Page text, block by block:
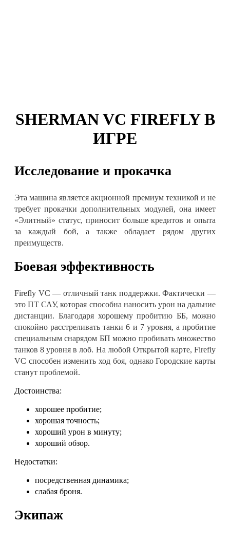
SHERMAN VC FIREFLY В
ИГРЕ
Исследование и прокачка
Эта машина является акционной премиум техникой и не
требует прокачки дополнительных модулей, она имеет
«Элитный» статус, приносит больше кредитов и опыта
за каждый бой, а также обладает рядом других
преимуществ.
Боевая эффективность
Firefly VC — отличный танк поддержки. Фактически —
это ПТ САУ, которая способна наносить урон на дальние
дистанции. Благодаря хорошему пробитию ББ, можно
спокойно расстреливать танки 6 и 7 уровня, а пробитие
специальным снарядом БП можно пробивать множество
танков 8 уровня в лоб. На любой Открытой карте, Firefly
VC способен изменить ход боя, однако Городские карты
станут проблемой.
Достоинства:
хорошее пробитие;
хорошая точность;
хороший урон в минуту;
хороший обзор.
Недостатки:
посредственная динамика;
слабая броня.
Экипаж